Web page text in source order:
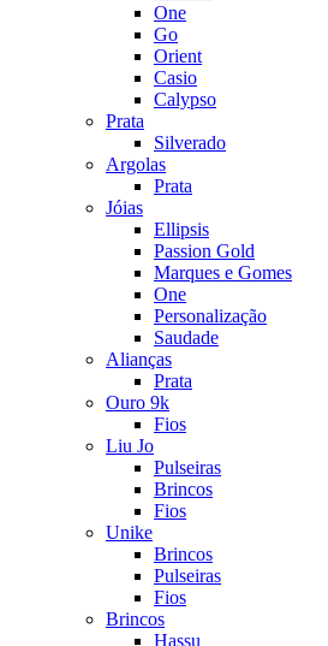
One
Go
Orient
Casio
Calypso
Prata
Silverado
Argolas
Prata
Jóias
Ellipsis
Passion Gold
Marques e Gomes
One
Personalização
Saudade
Alianças
Prata
Ouro 9k
Fios
Liu Jo
Pulseiras
Brincos
Fios
Unike
Brincos
Pulseiras
Fios
Brincos
Hassu